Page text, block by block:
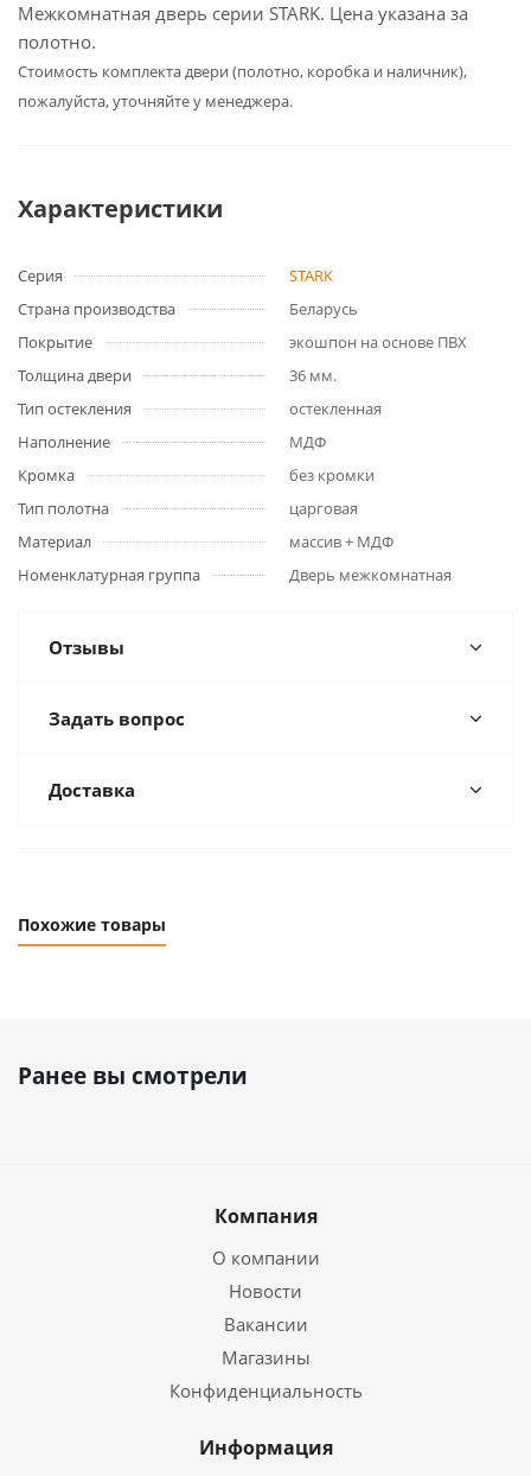
Межкомнатная дверь серии STARK. Цена указана за
полотно.
Cтоимость комплекта двери (полотно, коробка и наличник),
пожалуйста, уточняйте у менеджера.
Характеристики
Серия
STARK
Страна производства
Беларусь
Покрытие
экошпон на основе ПВХ
Толщина двери
36 мм.
Тип остекления
остекленная
Наполнение
МДФ
Кромка
без кромки
Тип полотна
царговая
Материал
массив + МДФ
Номенклатурная группа
Дверь межкомнатная
Отзывы
Задать вопрос
Доставка
Похожие товары
Ранее вы смотрели
Компания
О компании
Новости
Вакансии
Магазины
Конфиденциальность
Информация